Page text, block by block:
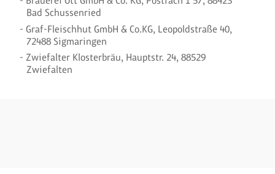
Bad Schussenried
Graf-Fleischhut GmbH & Co.KG, Leopoldstraße 40,
72488 Sigmaringen
Zwiefalter Klosterbräu, Hauptstr. 24, 88529
Zwiefalten